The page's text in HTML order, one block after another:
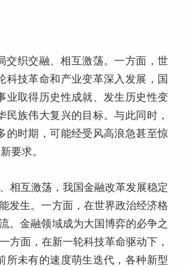
交织交融、相互激荡。一方面，世
技革命和产业变革深入发展，国
业取得历史性成就、发生历史性变
族伟大复兴的目标。与此同时，
的时期，可能经受风高浪急甚至惊
要求。
相互激荡，我国金融改革发展稳定
发生。一方面，在世界政治经济格
。金融领域成为大国博弈的必争之
方面，在新一轮科技革命驱动下，
所未有的速度萌生迭代，各种新型